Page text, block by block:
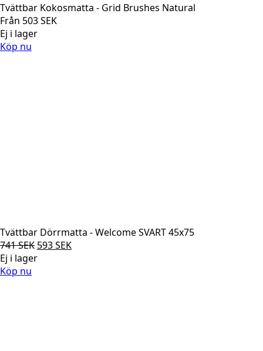
Tvättbar Kokosmatta - Grid Brushes Natural
Från 503SEK
Ej i lager
Köp nu
Tvättbar Dörrmatta - Welcome SVART 45x75
741SEK Det
ursprungliga
593SEKDet
Ej i lager
Köp nu